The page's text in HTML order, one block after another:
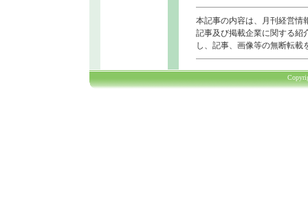
本記事の内容は、月刊経営情
記事及び掲載企業に関する紹
し、記事、画像等の無断転載